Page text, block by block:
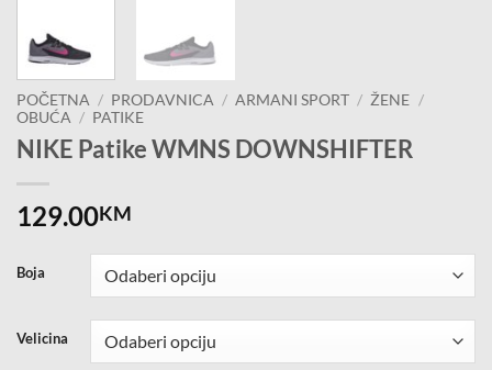
POČETNA / PRODAVNICA / ARMANI SPORT / ŽENE /
OBUĆA / PATIKE
NIKE Patike WMNS DOWNSHIFTER
129.00KM
Boja
Velicina